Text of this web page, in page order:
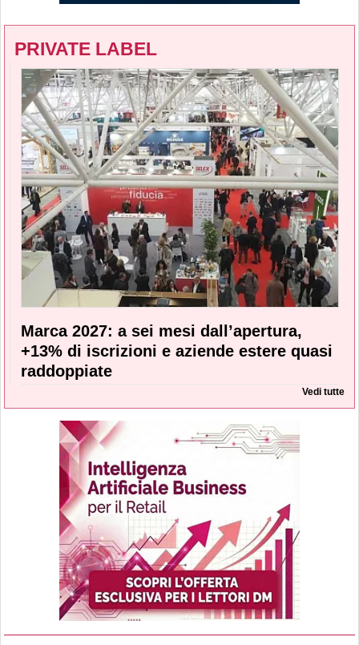
PRIVATE LABEL
Marca 2027: a sei mesi dall’apertura,
+13% di iscrizioni e aziende estere quasi
raddoppiate
Vedi tutte